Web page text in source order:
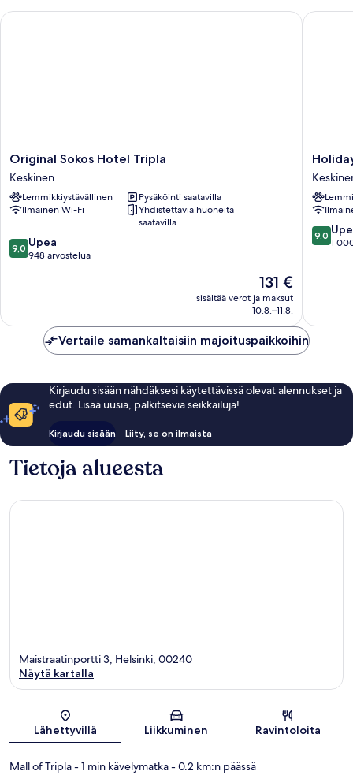
Original
Sokos
Hotel
Tripla
Keskinen
Original Sokos Hotel Tripla
Keskinen
Lemmikkiystävällinen
Pysäköinti saatavilla
Ilmainen Wi-Fi
Yhdistettäviä huoneita
saatavilla
9.0
kautta
9,0 Upea
948 arvostelua
Hinta
131 €
131 €
sisältää verot ja maksut
10.8.–11.8.
Original Sokos Hotel Tripla
Holiday
Inn
Helsinki
-
Expo
by
IHG
9.0
kautta
9,0
1
Holiday
Vertaile samankaltaisiin majoituspaikkoihin
Kirjaudu sisään nähdäksesi käytettävissä olevat alennukset ja
edut. Lisää uusia, palkitsevia seikkailuja!
Kirjaudu sisään Liity, se on ilmaista
Tietoja alueesta
Kartta
Maistraatinportti 3, Helsinki, 00240
Näytä kartalla
Lähettyvillä Liikkuminen Ravintoloita
Mall of Tripla- 1 min kävelymatka- 0.2 km:n päässä